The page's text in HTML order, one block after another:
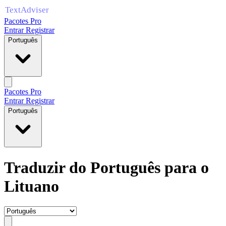
Pacotes Pro
EntrarRegistrar
Português
Pacotes Pro
EntrarRegistrar
Português
Traduzir do Português para o
Lituano